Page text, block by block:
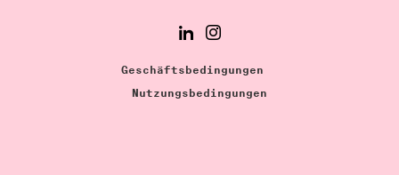
Geschäftsbedingungen
Nutzungsbedingungen